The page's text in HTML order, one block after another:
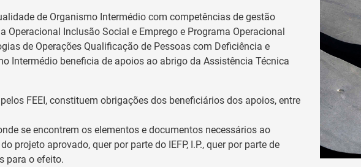
de Organismo Intermédio com competências de gestão
Operacional Inclusão Social e Emprego e Programa Operacional
de Operações Qualificação de Pessoas com Deficiência e
Intermédio beneficia de apoios ao abrigo da Assistência Técnica
FEEI, constituem obrigações dos beneficiários dos apoios, entre
se encontrem os elementos e documentos necessários ao
projeto aprovado, quer por parte do IEFP, I.P., quer por parte de
para o efeito.